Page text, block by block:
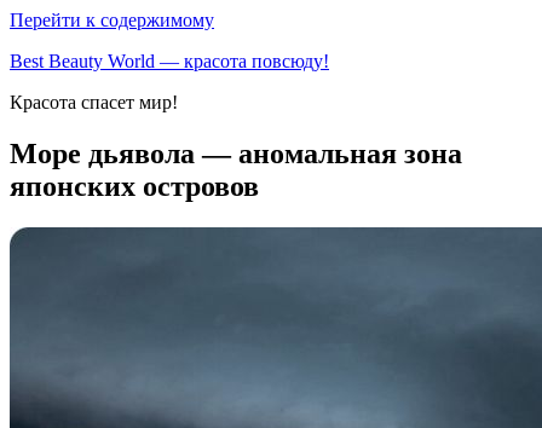
Перейти к содержимому
Best Beauty World — красота повсюду!
Красота спасет мир!
Море дьявола — аномальная зона
японских островов